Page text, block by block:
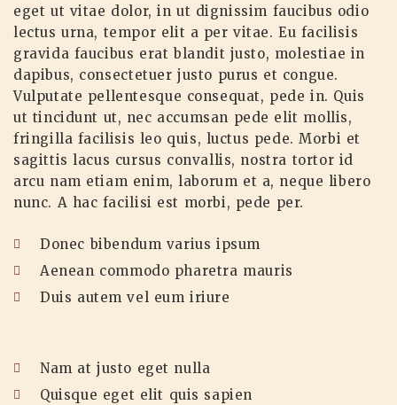
eget ut vitae dolor, in ut dignissim faucibus odio
lectus urna, tempor elit a per vitae. Eu facilisis
gravida faucibus erat blandit justo, molestiae in
dapibus, consectetuer justo purus et congue.
Vulputate pellentesque consequat, pede in. Quis
ut tincidunt ut, nec accumsan pede elit mollis,
fringilla facilisis leo quis, luctus pede. Morbi et
sagittis lacus cursus convallis, nostra tortor id
arcu nam etiam enim, laborum et a, neque libero
nunc. A hac facilisi est morbi, pede per.
Donec bibendum varius ipsum
Aenean commodo pharetra mauris
Duis autem vel eum iriure
Nam at justo eget nulla
Quisque eget elit quis sapien